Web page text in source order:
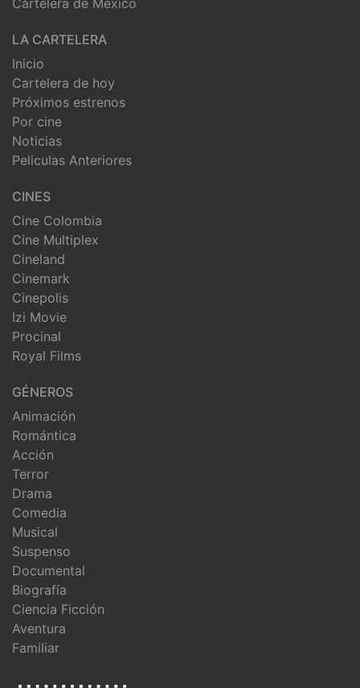
LA CARTELERA
Inicio
Cartelera de hoy
Próximos estrenos
Por cine
Noticias
Peliculas Anteriores
CINES
Cine Colombia
Cine Multiplex
Cineland
Cinemark
Cinepolis
Izi Movie
Procinal
Royal Films
GÉNEROS
Animación
Romántica
Acción
Terror
Drama
Comedia
Musical
Suspenso
Documental
Biografía
Ciencia Ficción
Aventura
Familiar